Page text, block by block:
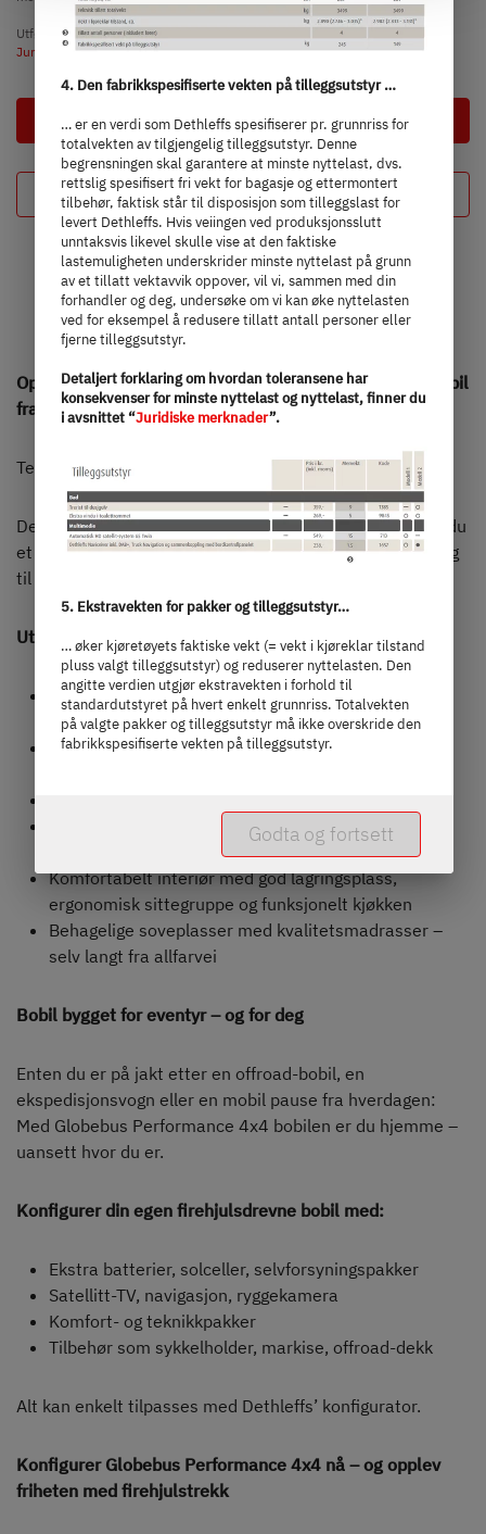
information in our Privacy Policy.
Utførlige merknader og forklaringer angående vekt finner du i avsnittet
Juridiske merknader.
Neste
Din konfigurasjon
Opplev verden på din egen måte – med en ekte 4x4-bobil
fra Dethleffs.
Terrenggående bobil med komfort
Dersom du reiser bort fra asfalt og motorveier, trenger du
et kjøretøy som kan holde følge – og et hjem som får deg
til å føle deg hjemme.
Utstyrsegenskaper for Globebus Performance 4x4:
Firehjulstrekk med høy bakkeklaring – perfekt bobil
for krevende terreng
Kompakt format for smale veier, fjellpass og
Vinterklar: isolasjon, varmesystem og mulighet for
Komfortabelt interiør med god lagringsplass,
ergonomisk sittegruppe og funksjonelt kjøkken
Behagelige soveplasser med kvalitetsmadrasser –
selv langt fra allfarvei
Bobil bygget for eventyr – og for deg
Enten du er på jakt etter en offroad-bobil, en
ekspedisjonsvogn eller en mobil pause fra hverdagen:
Med Globebus Performance 4x4 bobilen er du hjemme –
uansett hvor du er.
Konfigurer din egen firehjulsdrevne bobil med:
Ekstra batterier, solceller, selvforsyningspakker
Satellitt-TV, navigasjon, ryggekamera
Komfort- og teknikkpakker
Tilbehør som sykkelholder, markise, offroad-dekk
Alt kan enkelt tilpasses med Dethleffs’ konfigurator.
Konfigurer Globebus Performance 4x4 nå – og opplev
friheten med firehjulstrekk
4. Den fabrikkspesifiserte vekten på tilleggsutstyr …
… er en verdi som Dethleffs spesifiserer pr. grunnriss for
totalvekten av tilgjengelig tilleggsutstyr. Denne
begrensningen skal garantere at minste nyttelast, dvs.
rettslig spesifisert fri vekt for bagasje og ettermontert
tilbehør, faktisk står til disposisjon som tilleggslast for
levert Dethleffs. Hvis veiingen ved produksjonsslutt
unntaksvis likevel skulle vise at den faktiske
lastemuligheten underskrider minste nyttelast på grunn
av et tillatt vektavvik oppover, vil vi, sammen med din
forhandler og deg, undersøke om vi kan øke nyttelasten
ved for eksempel å redusere tillatt antall personer eller
fjerne tilleggsutstyr.
Detaljert forklaring om hvordan toleransene har
konsekvenser for minste nyttelast og nyttelast, finner du
i avsnittet “Juridiske merknader”.
5. Ekstravekten for pakker og tilleggsutstyr…
… øker kjøretøyets faktiske vekt (= vekt i kjøreklar tilstand
pluss valgt tilleggsutstyr) og reduserer nyttelasten. Den
angitte verdien utgjør ekstravekten i forhold til
standardutstyret på hvert enkelt grunnriss. Totalvekten
på valgte pakker og tilleggsutstyr må ikke overskride den
fabrikkspesifiserte vekten på tilleggsutstyr.
Godta og fortsett